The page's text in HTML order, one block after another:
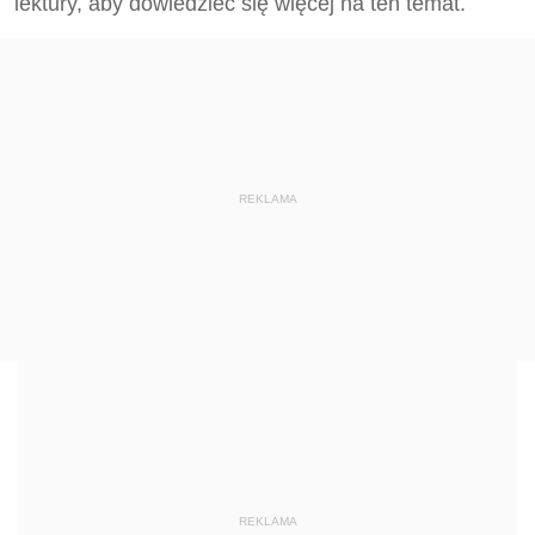
REKLAMA
REKLAMA